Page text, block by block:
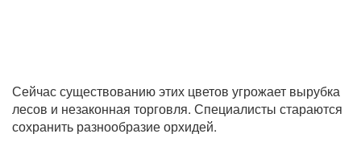
Сейчас существованию этих цветов угрожает вырубка
лесов и незаконная торговля. Специалисты стараются
сохранить разнообразие орхидей.